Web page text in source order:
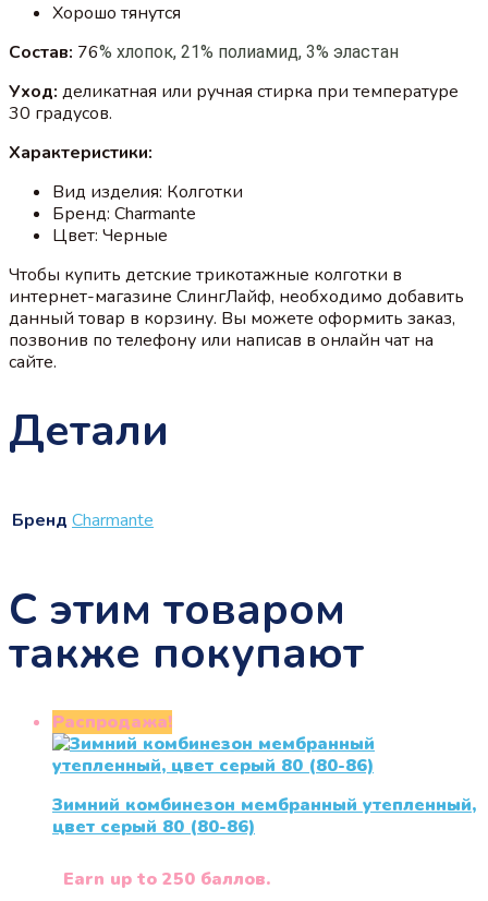
Хорошо тянутся
Состав: 76% хлопок, 21% полиамид, 3% эластан
Уход: деликатная или ручная стирка при температуре
30 градусов.
Характеристики:
Вид изделия: Колготки
Бренд: Charmante
Цвет: Черные
Чтобы купить детские трикотажные колготки в
интернет-магазине СлингЛайф, необходимо добавить
данный товар в корзину. Вы можете оформить заказ,
позвонив по телефону или написав в онлайн чат на
сайте.
Детали
Бренд Charmante
С этим товаром
также покупают
Распродажа!
Зимний комбинезон мембранный утепленный,
цвет серый 80 (80-86)
Earn up to 250 баллов.